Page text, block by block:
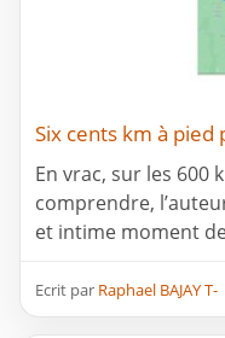
Six cents km à
En vrac, sur les 600
comprendre,
et intime moment
Ecrit par Raphael BAJAY T-